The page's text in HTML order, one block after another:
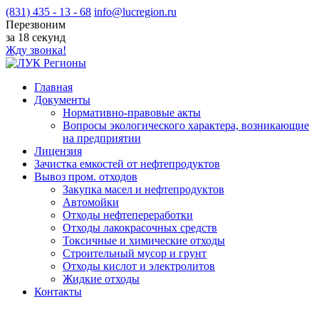
(831) 435 - 13 - 68 info@lucregion.ru
Перезвоним
за 18 секунд
Жду звонка!
Главная
Документы
Нормативно-правовые акты
Вопросы экологического характера, возникающие
на предприятии
Лицензия
Зачистка емкостей от нефтепродуктов
Вывоз пром. отходов
Закупка масел и нефтепродуктов
Автомойки
Отходы нефтепереработки
Отходы лакокрасочных средств
Токсичные и химические отходы
Cтроительный мусор и грунт
Отходы кислот и электролитов
Жидкие отходы
Контакты